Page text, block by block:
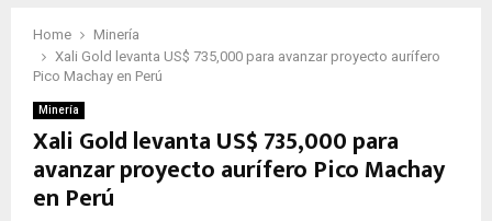
Home
Minería
Xali Gold levanta US$ 735,000 para avanzar proyecto aurífero
Pico Machay en Perú
Minería
Xali Gold levanta US$ 735,000 para
avanzar proyecto aurífero Pico Machay
en Perú